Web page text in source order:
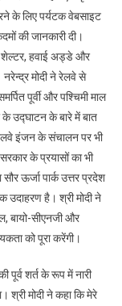
के लिए पर्यटक वेबसाइट
की जानकारी दी।
शेल्टर, हवाई अड्डे और
मोदी ने रेलवे से
पूर्वी और पश्चिमी माल
के उद्घाटन के बारे में बात
इंजन के संचालन पर भी
के प्रयासों का भी
ऊर्जा पार्क उत्तर प्रदेश
उदाहरण है। श्री मोदी ने
बायो-सीएनजी और
को पूरा करेंगी।
पूर्व शर्त के रूप में नारी
श्री मोदी ने कहा कि मेरे